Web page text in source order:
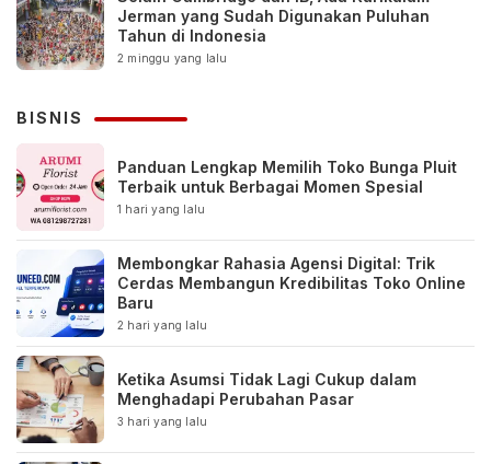
Jerman yang Sudah Digunakan Puluhan
Tahun di Indonesia
2 minggu yang lalu
BISNIS
Panduan Lengkap Memilih Toko Bunga Pluit
Terbaik untuk Berbagai Momen Spesial
1 hari yang lalu
Membongkar Rahasia Agensi Digital: Trik
Cerdas Membangun Kredibilitas Toko Online
Baru
2 hari yang lalu
Ketika Asumsi Tidak Lagi Cukup dalam
Menghadapi Perubahan Pasar
3 hari yang lalu